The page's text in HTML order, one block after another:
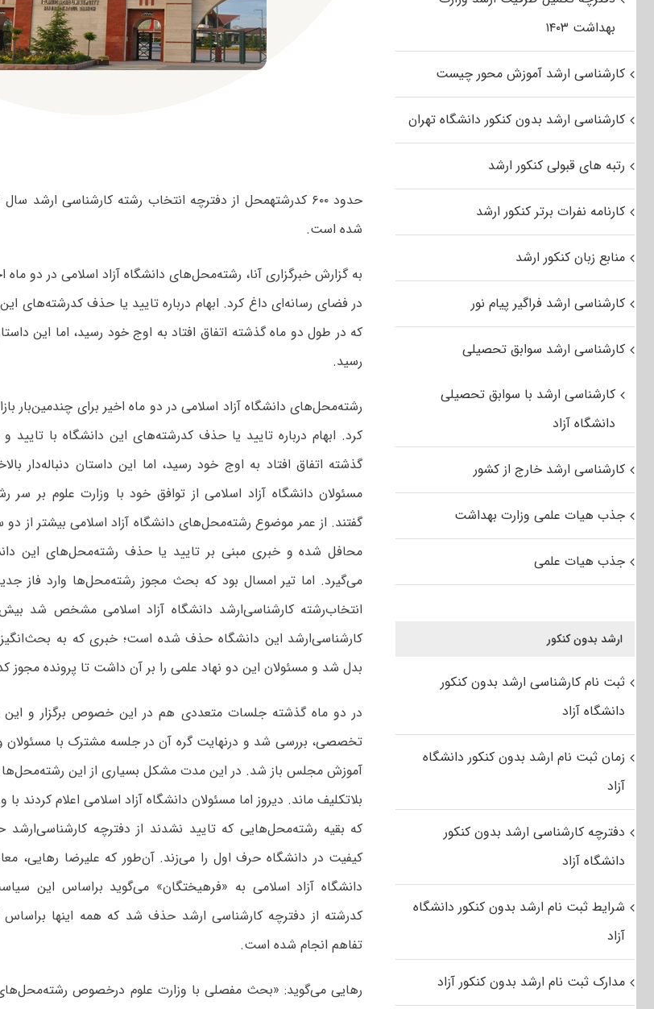
شده است.
به گزارش خبرگزاری آنا، رشته‌محل‌های دانشگاه آزاد اسلامی در دو ماه
در فضای رسانه‌ای داغ کرد. ابهام درباره تایید یا حذف کدرشته‌های
که در طول دو ماه گذشته اتفاق افتاد به اوج خود رسید، اما این
رسید.
رشته‌محل‌های دانشگاه آزاد اسلامی در دو ماه اخیر برای چندمین‌بار
کرد. ابهام درباره تایید یا حذف کدرشته‌های این دانشگاه با
گذشته اتفاق افتاد به اوج خود رسید، اما این داستان دنباله‌دار
مسئولان دانشگاه آزاد اسلامی از توافق خود با وزارت علوم بر
گفتند. از عمر موضوع رشته‌محل‌های دانشگاه آزاد اسلامی بیشتر از
محافل شده و خبری مبنی بر تایید یا حذف رشته‌محل‌های این
می‌گیرد. اما تیر امسال بود که بحث مجوز رشته‌محل‌ها وارد فاز
کارشناسی‌ارشد این دانشگاه حذف شده است؛ خبری که به
بدل شد و مسئولان این دو نهاد علمی را بر آن داشت تا پرونده مجوز
در دو ماه گذشته جلسات متعددی هم در این خصوص برگزار و
تخصصی، بررسی شد و درنهایت گره آن در جلسه مشترک با مسئولان
آموزش مجلس باز شد. در این مدت مشکل بسیاری از این رشته‌محل‌ها
بلاتکلیف ماند. دیروز اما مسئولان دانشگاه آزاد اسلامی اعلام کردند
که بقیه رشته‌محل‌هایی که تایید نشدند از دفترچه کارشناسی‌ارشد
کیفیت در دانشگاه حرف اول را می‌زند. آن‌طور که علیرضا رهایی،
کدرشته از دفترچه کارشناسی ارشد حذف شد که همه اینها
تفاهم انجام شده است.
رهایی می‌گوید: «بحث مفصلی با وزارت علوم درخصوص
بهداشت ۱۴۰۳
کارشناسی ارشد آموزش محور چیست
کارشناسی ارشد بدون کنکور دانشگاه تهران
رتبه های قبولی کنکور ارشد
کارنامه نفرات برتر کنکور ارشد
منابع زبان کنکور ارشد
کارشناسی ارشد فراگیر پیام نور
کارشناسی ارشد سوابق تحصیلی
کارشناسی ارشد با سوابق تحصیلی
دانشگاه آزاد
کارشناسی ارشد خارج از کشور
جذب هیات علمی وزارت بهداشت
جذب هیات علمی
ارشد بدون کنکور
ثبت نام کارشناسی ارشد بدون کنکور
دانشگاه آزاد
زمان ثبت نام ارشد بدون کنکور دانشگاه
آزاد
دفترچه کارشناسی ارشد بدون کنکور
دانشگاه آزاد
شرایط ثبت نام ارشد بدون کنکور دانشگاه
آزاد
مدارک ثبت نام ارشد بدون کنکور آزاد